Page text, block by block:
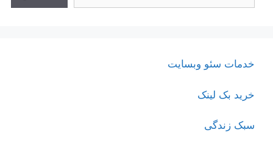
خدمات سئو وبسایت
خرید بک لینک
سبک زندگی